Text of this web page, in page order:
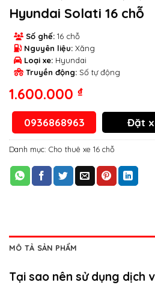
Hyundai Solati 16 chỗ
Số ghế: 16 chỗ
Nguyên liệu: Xăng
Loại xe: Hyundai
Truyền động: Số tự động
1.600.000 ₫
0936868963 Đặt
Danh mục: Cho thuê xe 16 chỗ
MÔ TẢ SẢN PHẨM
Tại sao nên sử dụng dịch